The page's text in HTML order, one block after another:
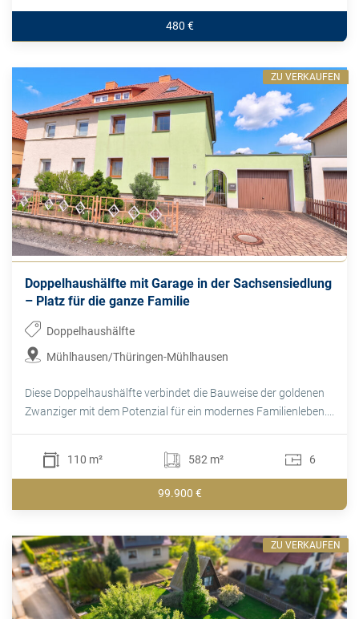
480 €
Doppelhaushälfte mit Garage in der Sachsensiedlung
– Platz für die ganze Familie
Doppelhaushälfte
Mühlhausen/Thüringen-Mühlhausen
Diese Doppelhaushälfte verbindet die Bauweise der goldenen
Zwanziger mit dem Potenzial für ein modernes Familienleben....
110 m² 582 m² 6
99.900 €
ZU VERKAUFEN
ZU VERKAUFEN